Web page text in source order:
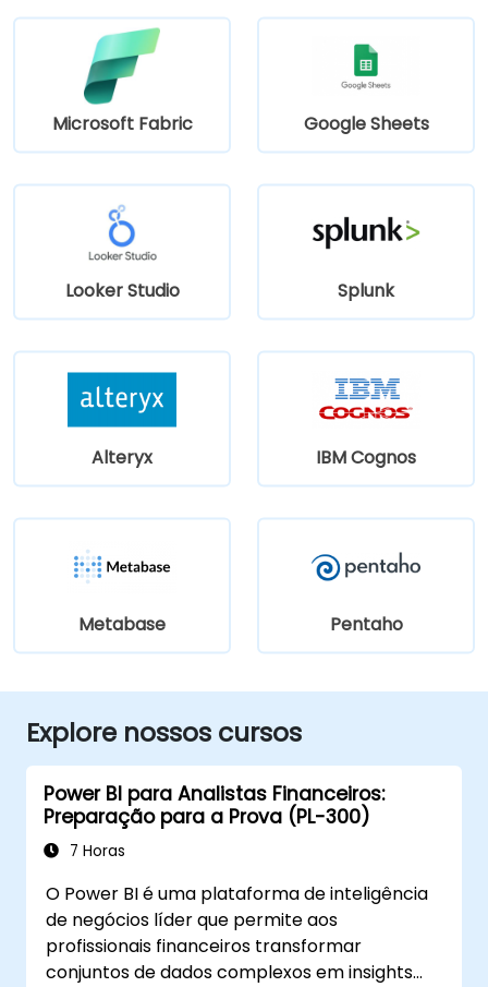
Microsoft Fabric Google Sheets
Looker Studio Splunk
Alteryx IBM Cognos
Metabase Pentaho
Explore nossos cursos
Power BI para Analistas Financeiros:
Preparação para a Prova (PL-300)
7 Horas
O Power BI é uma plataforma de inteligência
de negócios líder que permite aos
profissionais financeiros transformar
conjuntos de dados complexos em insights